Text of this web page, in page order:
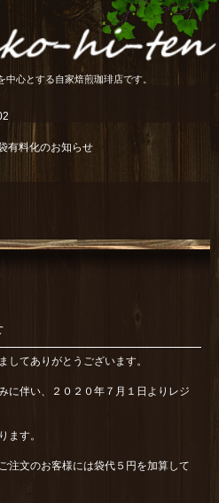
心とする自家焙煎珈琲店です。
有料化のお知らせ
してありがとうございます。
に伴い、２０２０年７月１日よりレジ
ます。
注文のお客様には袋代５円を加算して